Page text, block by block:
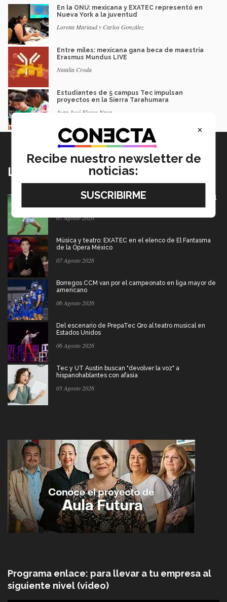
En la ONU: mexicana y EXATEC representó en
Nueva York a la juventud
Loretta Mariaud y Carlos González
Entre miles: mexicana gana beca de maestría
Erasmus Mundus LIVE
Natalia Croda
Estudiantes de 5 campus Tec impulsan
proyectos en la Sierra Tarahumara
Juan José Flores Nava
Lo más nuevo
México va por pase olímpico en mundial de flag football
07 Agosto 2026
Música y teatro: EXATEC en el elenco de El Fantasma
de la Ópera México
07 Agosto 2026
Borregos CCM van por el campeonato en liga mayor de
americano
06 Agosto 2026
Del escenario de PrepaTec Qro al teatro musical en
Estados Unidos
06 Agosto 2026
Tec y UT Austin buscan "devolver la voz" a
hispanohablantes con afasia
05 Agosto 2026
Programa enlace: para llevar a tu empresa al
siguiente nivel (video)
×
Recibe nuestro newsletter de
noticias: